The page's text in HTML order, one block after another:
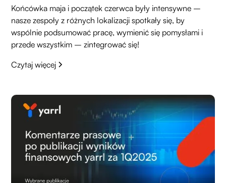
Końcówka maja i początek czerwca były intensywne –
nasze zespoły z różnych lokalizacji spotkały się, by
wspólnie podsumować pracę, wymienić się pomysłami i
przede wszystkim – zintegrować się!
Czytaj więcej